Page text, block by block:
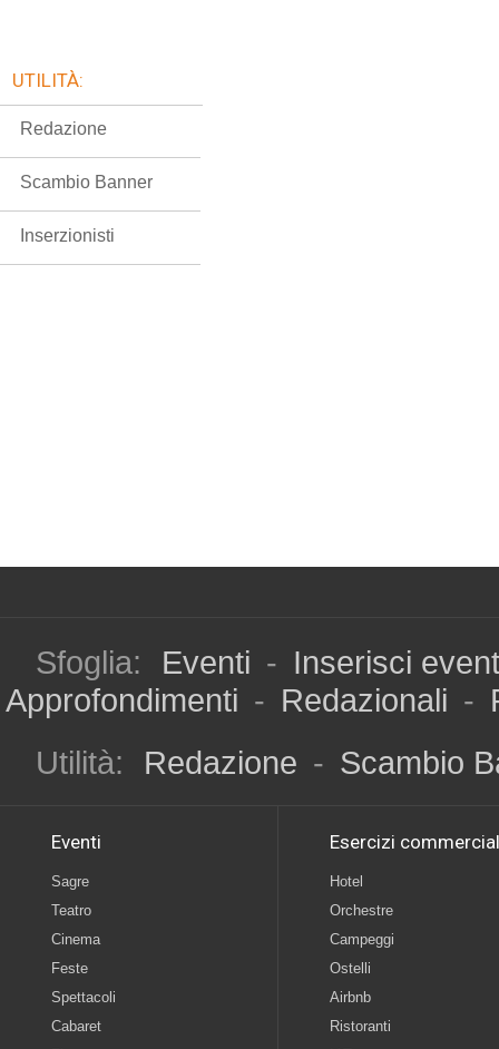
UTILITÀ:
Redazione
Scambio Banner
Inserzionisti
Sfoglia: Eventi - Inserisci
Approfondimenti - Redazionali -
Utilità:
Redazione - Scambio
Eventi
Sagre
Teatro
Cinema
Feste
Spettacoli
Cabaret
Esercizi
Hotel
Orchestre
Campeggi
Ostelli
Airbnb
Ristoranti